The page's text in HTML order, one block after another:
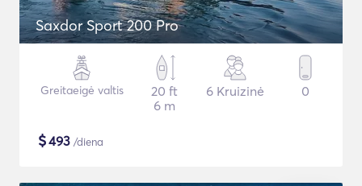
Saxdor Sport 200 Pro
Greitaeigė valtis
20 ft
6 m
6 Kruizinė 0
$493 /diena